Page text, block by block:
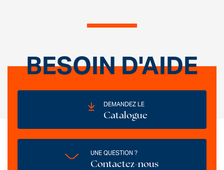
BESOIN D'AIDE
DEMANDEZ LE
Catalogue
UNE QUESTION ?
Contactez-nous